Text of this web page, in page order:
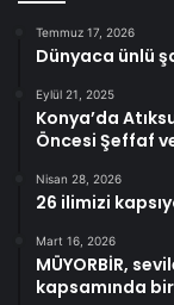
Temmuz 17, 2026
Dünyaca ünlü
Eylül 21, 2025
Konya’da
Öncesi Şeffaf
Nisan 28, 2026
26 ilimizi
Mart 16, 2026
MÜYORBİR,
kapsamında